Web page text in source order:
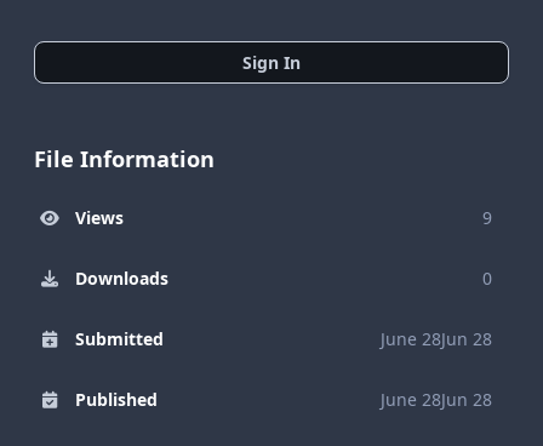
Sign In
File Information
Views 9
Downloads 0
Submitted June 28Jun 28
Published June 28Jun 28